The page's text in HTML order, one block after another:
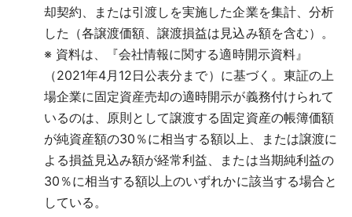
却契約、または引渡しを実施した企業を集計、分析
した（各譲渡価額、譲渡損益は見込み額を含む）。
※ 資料は、『会社情報に関する適時開示資料』
（2021年4月12日公表分まで）に基づく。東証の上
場企業に固定資産売却の適時開示が義務付けられて
いるのは、原則として譲渡する固定資産の帳簿価額
が純資産額の30％に相当する額以上、または譲渡に
よる損益見込み額が経常利益、または当期純利益の
30％に相当する額以上のいずれかに該当する場合と
している。